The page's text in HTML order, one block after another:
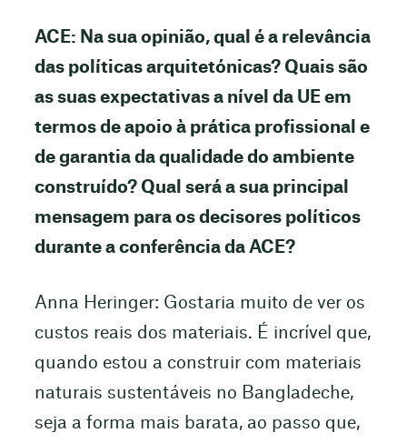
ACE: Na sua opinião, qual é a relevância
das políticas arquitetónicas? Quais são
as suas expectativas a nível da UE em
termos de apoio à prática profissional e
de garantia da qualidade do ambiente
construído? Qual será a sua principal
mensagem para os decisores políticos
durante a conferência da ACE?
Anna Heringer: Gostaria muito de ver os
custos reais dos materiais. É incrível que,
quando estou a construir com materiais
naturais sustentáveis no Bangladeche,
seja a forma mais barata, ao passo que,